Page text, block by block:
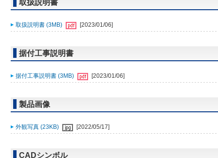
取扱説明書
取扱説明書 (3MB) [2023/01/06]
据付工事説明書
据付工事説明書 (3MB) [2023/01/06]
製品画像
外観写真 (23KB) [2022/05/17]
CADシンボル